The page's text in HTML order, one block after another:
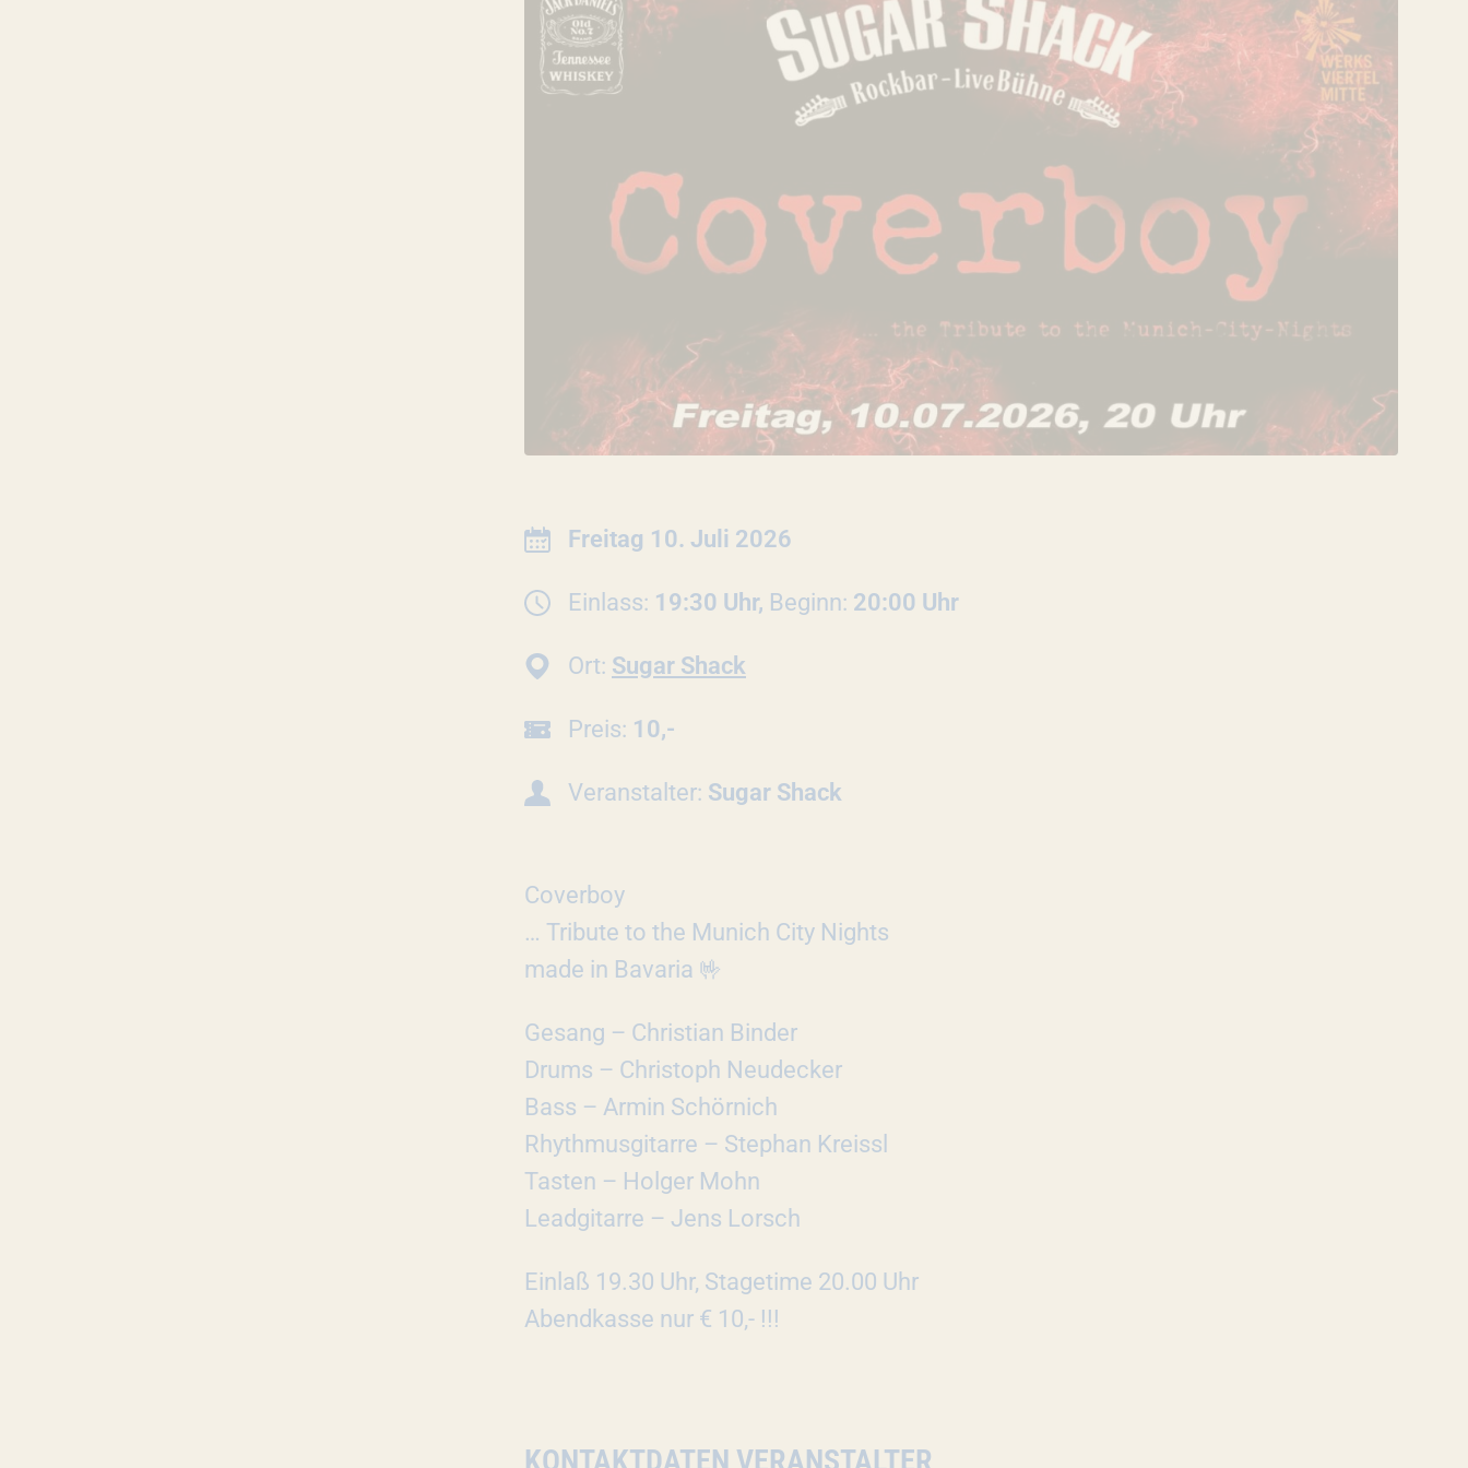
Datum:
Freitag 10. Juli 2026
Einlass: 19:30 Uhr, Beginn: 20:00 Uhr
Ort: Sugar Shack
Preis: 10,-
Veranstalter: Sugar Shack
Coverboy
… Tribute to the Munich City Nights
made in Bavaria 🤟
Gesang – Christian Binder
Drums – Christoph Neudecker
Bass – Armin Schörnich
Rhythmusgitarre – Stephan Kreissl
Tasten – Holger Mohn
Leadgitarre – Jens Lorsch
Einlaß 19.30 Uhr, Stagetime 20.00 Uhr
Abendkasse nur € 10,- !!!